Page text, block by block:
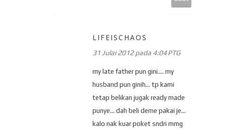
LIFEISCHAOS
31 Julai 2012 pada 4:04 PTG
my late father pun gini.... my
husband pun ginih... tp kami
tetap belikan jugak ready made
punye... dah beli deme pakai je...
kalo nak kuar poket sndri mmg